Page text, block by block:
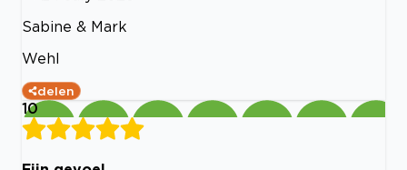
Sabine & Mark
Wehl
delen
10